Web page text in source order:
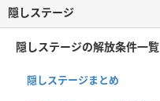
隠しステージ
隠しステージの解放条件一覧
隠しステージまとめ